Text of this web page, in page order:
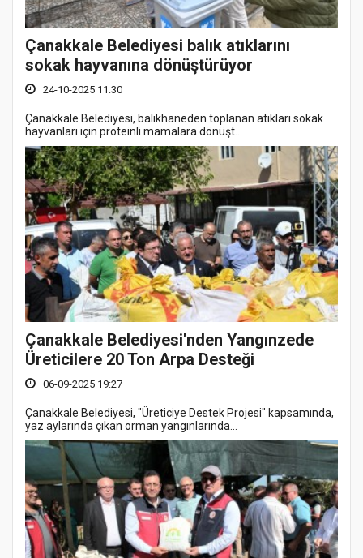
Çanakkale Belediyesi balık atıklarını
sokak hayvanına dönüştürüyor
24-10-2025 11:30
Çanakkale Belediyesi, balıkhaneden toplanan atıkları sokak
hayvanları için proteinli mamalara dönüşt...
Çanakkale Belediyesi'nden Yangınzede
Üreticilere 20 Ton Arpa Desteği
06-09-2025 19:27
Çanakkale Belediyesi, "Üreticiye Destek Projesi" kapsamında,
yaz aylarında çıkan orman yangınlarında...